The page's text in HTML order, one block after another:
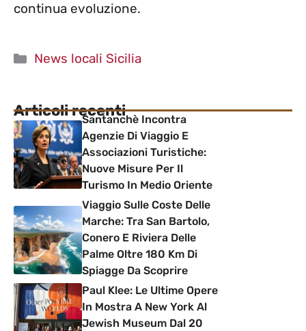
continua evoluzione.
Categorie
News locali Sicilia
Articoli recentiSantanchè Incontra
Agenzie Di Viaggio E
Associazioni Turistiche:
Nuove Misure Per Il
Turismo In Medio Oriente
Viaggio Sulle Coste Delle
Marche: Tra San Bartolo,
Conero E Riviera Delle
Palme Oltre 180 Km Di
Spiagge Da Scoprire
Paul Klee: Le Ultime Opere
In Mostra A New York Al
Jewish Museum Dal 20